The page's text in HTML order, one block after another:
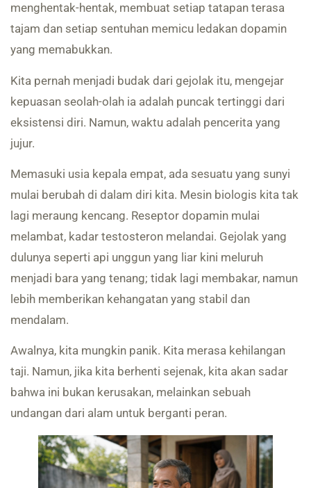
menghentak-hentak, membuat setiap tatapan terasa
tajam dan setiap sentuhan memicu ledakan dopamin
yang memabukkan.
Kita pernah menjadi budak dari gejolak itu, mengejar
kepuasan seolah-olah ia adalah puncak tertinggi dari
eksistensi diri. Namun, waktu adalah pencerita yang
jujur.
Memasuki usia kepala empat, ada sesuatu yang sunyi
mulai berubah di dalam diri kita. Mesin biologis kita tak
lagi meraung kencang. Reseptor dopamin mulai
melambat, kadar testosteron melandai. Gejolak yang
dulunya seperti api unggun yang liar kini meluruh
menjadi bara yang tenang; tidak lagi membakar, namun
lebih memberikan kehangatan yang stabil dan
mendalam.
Awalnya, kita mungkin panik. Kita merasa kehilangan
taji. Namun, jika kita berhenti sejenak, kita akan sadar
bahwa ini bukan kerusakan, melainkan sebuah
undangan dari alam untuk berganti peran.